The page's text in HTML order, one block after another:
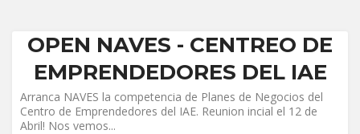
OPEN NAVES - CENTREO DE
EMPRENDEDORES DEL IAE
Arranca NAVES la competencia de Planes de Negocios del
Centro de Emprendedores del IAE. Reunion incial el 12 de
Abril! Nos vemos...